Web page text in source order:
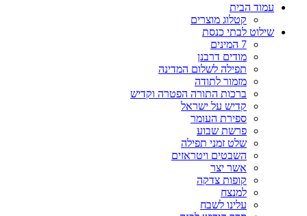
עמוד הבית
קטלוג מוצרים
שילוט לבתי כנסת
7 המינים
מודים דרבנן
תפילה לשלום המדינה
מזמור לתודה
ברכות התורה הפטרה וקדיש
קדיש על ישראל
ספירת העומר
פרשת שבוע
שלט זמני תפילה
השבטים ויטראזים
אשר יצר
קופות צדקה
למנצח
עלינו לשבח